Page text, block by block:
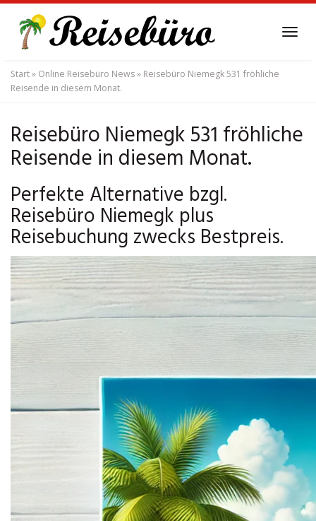
main
content
Start» Online Reisebüro News» Reisebüro Niemegk 531 fröhliche
Reisende in diesem Monat.
Reisebüro Niemegk 531 fröhliche
Reisende in diesem Monat.
Perfekte Alternative bzgl.
Reisebüro Niemegk plus
Reisebuchung zwecks Bestpreis.